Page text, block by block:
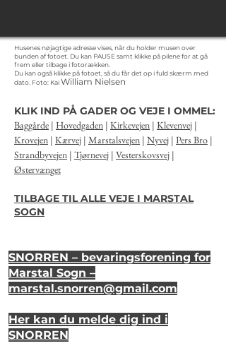
Husenes nøjagtige adresse vises, når du holder musen over
bunden af fotoet. Du kan PAUSE samt klikke på pilene for at gå
frem eller tilbage i fotorækken.
Du kan også klikke på fotoet, så du får det op i fuld skærm med
dato. Foto: KaiWilliam Nielsen
KLIK IND PÅ GADER OG VEJE I OMMEL:
Baggårde | Hovedgaden | Kirkevejen | Klevenvej |
Krovejen | Kærvej | Marstalsvejen | Nyvej | Pers Bro |
Strandbyvejen | Tjørnevej | Vesterskovsvej |
Østervænget
TILBAGE TIL ALLE VEJE I MARSTAL
SOGN
SNORREN – bevaringsforening for
Marstal Sogn –
marstal.snorren@gmail.com
Her kan du melde dig ind i
SNORREN